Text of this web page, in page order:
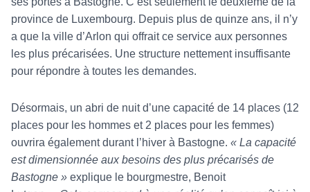
province de Luxembourg. Depuis plus de quinze ans, il n’y
a que la ville d’Arlon qui offrait ce service aux personnes
les plus précarisées. Une structure nettement insuffisante
pour répondre à toutes les demandes.
Désormais, un abri de nuit d’une capacité de 14 places (12
places pour les hommes et 2 places pour les femmes)
ouvrira également durant l’hiver à Bastogne. « La capacité
est dimensionnée aux besoins des plus précarisés de
Bastogne » explique le bourgmestre, Benoit